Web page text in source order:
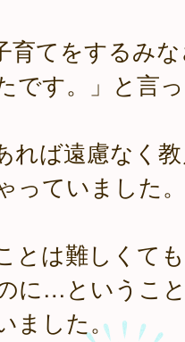
育てをするみ
です。」と言
れば遠慮なく
っていました。
とは難しくて
に…というこ
ました。